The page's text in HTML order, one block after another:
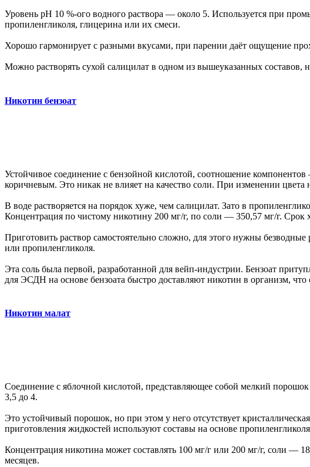
Уровень pH 10 %-ого водного раствора — около 5. Используется при
пропиленгликоля, глицерина или их смеси.
Хорошо гармонирует с разными вкусами, при парении даёт ощущение
Можно растворять сухой салицилат в одном из вышеуказанных
Никотин бензоат
Устойчивое соединение с бензойной кислотой, соотношение
коричневым. Это никак не влияет на качество соли. При изменении
В воде растворяется на порядок хуже, чем салицилат. Зато в
Концентрация по чистому никотину 200 мг/г, по соли — 350,57 мг/г. Срок
Приготовить раствор самостоятельно сложно, для этого нужны
или пропиленгликоля.
Эта соль была первой, разработанной для вейп-индустрии. Бензоат
для ЭСДН на основе бензоата быстро доставляют никотин в организм,
Никотин малат
Соединение с яблочной кислотой, представляющее собой мелкий
3,5 до 4.
Это устойчивый порошок, но при этом у него отсутствует
приготовления жидкостей используют составы на основе
Концентрация никотина может составлять 100 мг/г или 200 мг/г, соли —
месяцев.